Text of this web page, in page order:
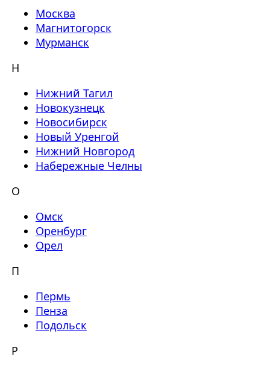
Москва
Магнитогорск
Мурманск
Н
Нижний Тагил
Новокузнецк
Новосибирск
Новый Уренгой
Нижний Новгород
Набережные Челны
О
Омск
Оренбург
Орел
П
Пермь
Пенза
Подольск
Р